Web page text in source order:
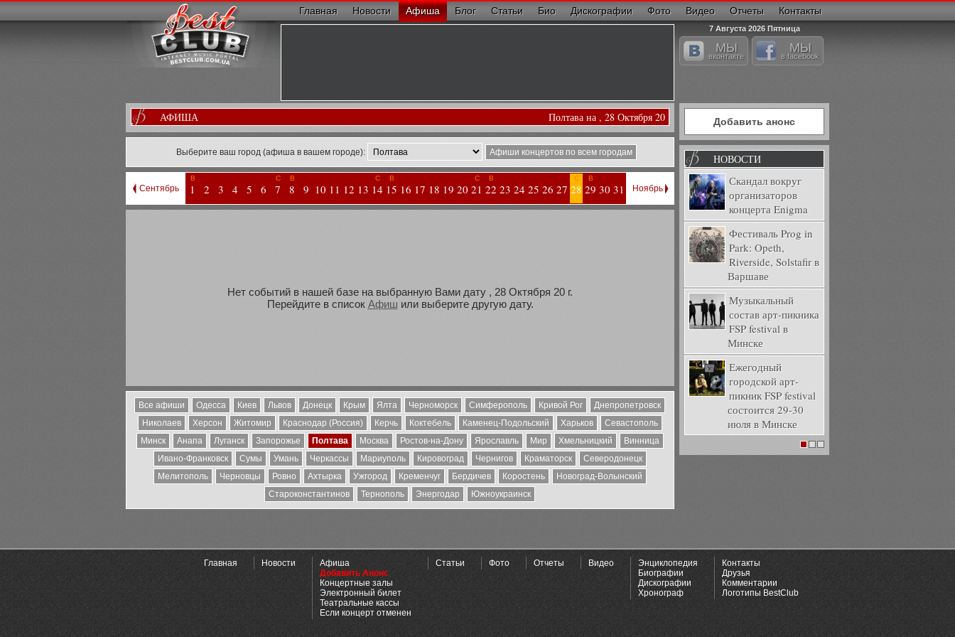
Главная Новости Афиша Блог Статьи Био Дискографии Фото Видео Отчеты Контакты
7 Августа 2026 Пятница
МЫ
вконтакте
МЫ
в facebook
АФИША Полтава на , 28 Октября 20
Выберите ваш город (афиша в вашем городе): Афиши концертов по всем городам
Сентябрь
В
1 2 3 4 5 6
С
7
В
8 9 10 11 12 13
С
14
В
15 16 17 18 19 20
С
21
В
22 23 24 25 26 27
С
28
В
29 30 31 Ноябрь
Нет событий в нашей базе на выбранную Вами дату , 28 Октября 20 г.
Перейдите в список Афиш или выберите другую дату.
Все афиши Одесса Киев Львов Донецк Крым Ялта Черноморск Симферополь Кривой Рог
Днепропетровск
Николаев
Херсон Житомир Краснодар (Россия) Керчь Коктебель Каменец-Подольский Харьков
Севастополь
Минск
Анапа Луганск Запорожье Полтава Москва Ростов-на-Дону Ярославль Мир Хмельницкий
Винница
Ивано-Франковск
Сумы Умань Черкассы Мариуполь Кировоград Чернигов Краматорск
Северодонецк
Мелитополь
Черновцы Ровно Ахтырка Ужгород Кременчуг Бердичев Коростень
Новоград-Волынский
Староконстантинов
Тернополь Энергодар Южноукраинск
Добавить анонс
НОВОСТИ
Скандал вокруг
организаторов
концерта Enigma
Фестиваль Prog in
Park: Opeth,
Riverside, Solstafir в
Варшаве
Музыкальный
состав арт-пикника
FSP festival в
Минске
Ежегодный
городской арт-
пикник FSP festival
состоится 29-30
июля в Минске
Главная Новости
Афиша
Добавить Анонс
Концертные залы
Электронный билет
Театральные кассы
Если концерт отменен
Статьи Фото Отчеты Видео
Энциклопедия
Биографии
Дискографии
Хронограф
Контакты
Друзья
Комментарии
Логотипы BestClub